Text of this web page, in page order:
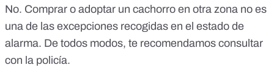
No. Comprar o adoptar un cachorro en otra zona no es
una de las excepciones recogidas en el estado de
alarma. De todos modos, te recomendamos consultar
con la policía.